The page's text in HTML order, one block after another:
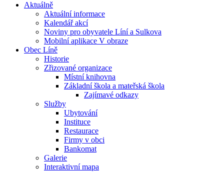
Aktuálně
Aktuální informace
Kalendář akcí
Noviny pro obyvatele Líní a Sulkova
Mobilní aplikace V obraze
Obec Líně
Historie
Zřizované organizace
Místní knihovna
Základní škola a mateřská škola
Zajímavé odkazy
Služby
Ubytování
Instituce
Restaurace
Firmy v obci
Bankomat
Galerie
Interaktivní mapa